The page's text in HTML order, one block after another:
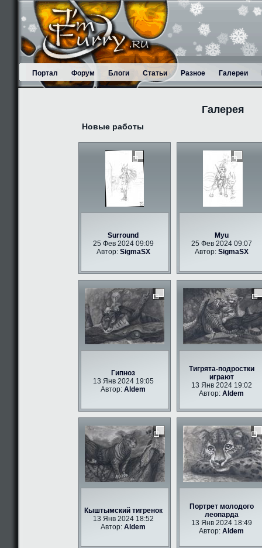
Портал Форум Блоги Статьи Разное Галереи
Галерея
Новые работы
Surround
25 Фев 2024 09:09
Автор: SigmaSX
Myu
25 Фев 2024 09:07
Автор: SigmaSX
Гипноз
13 Янв 2024 19:05
Автор:Aldem
Тигрята-подростки
играют
13 Янв 2024 19:02
Автор:Aldem
Кыштымский тигренок
13 Янв 2024 18:52
Автор:Aldem
Портрет молодого
леопарда
13 Янв 2024 18:49
Автор:Aldem